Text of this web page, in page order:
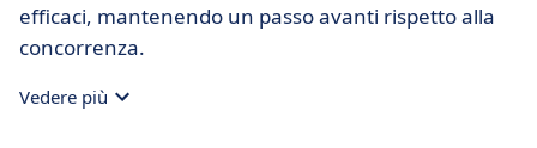
efficaci, mantenendo un passo avanti rispetto alla
concorrenza.
Vedere più